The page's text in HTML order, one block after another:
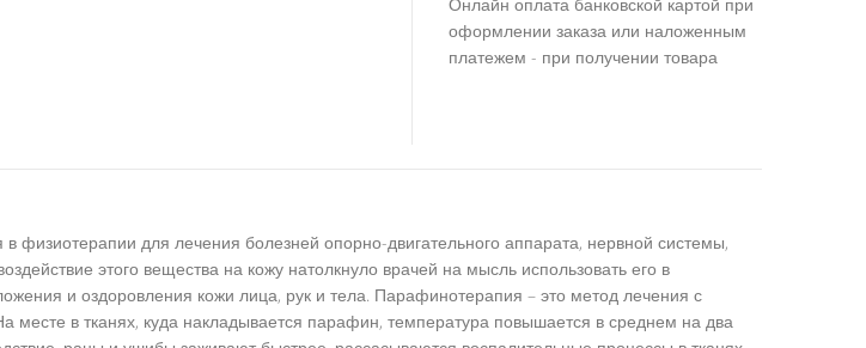
оформлении заказа или наложенным
платежем - при получении товара
для лечения болезней опорно-двигательного аппарата, нервной системы,
этого вещества на кожу натолкнуло врачей на мысль использовать его в
и оздоровления кожи лица, рук и тела. Парафинотерапия – это метод лечения с
в тканях, куда накладывается парафин, температура повышается в среднем на два